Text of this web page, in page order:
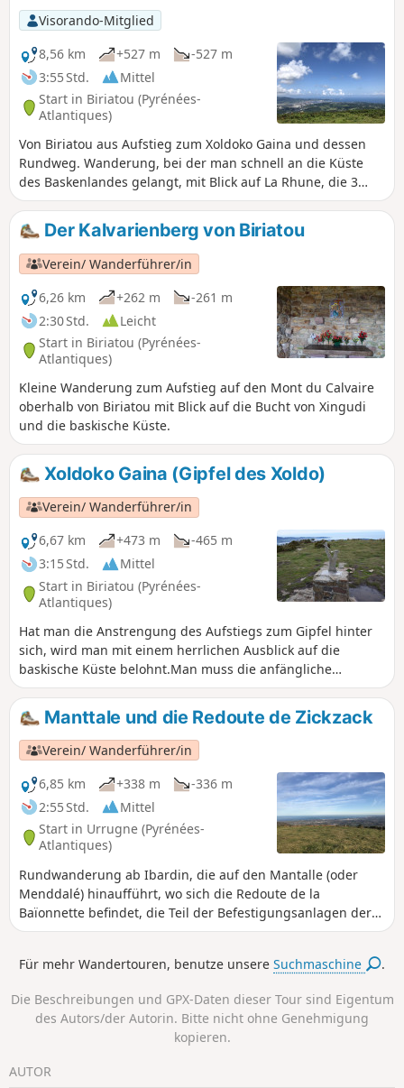
Visorando-Mitglied
8,56 km
+527 m
-527 m
3:55 Std.
Mittel
Start in Biriatou (Pyrénées-
Atlantiques)
Von Biriatou aus Aufstieg zum Xoldoko Gaina und dessen
Rundweg. Wanderung, bei der man schnell an die Küste
des Baskenlandes gelangt, mit Blick auf La Rhune, die 3
Couronnes und die Côte d'Argent im Golf von Biskaya. Der
Rückweg erfolgt entlang der Bidassoa.
Der Kalvarienberg von Biriatou
Verein/ Wanderführer/in
6,26 km
+262 m
-261 m
2:30 Std.
Leicht
Start in Biriatou (Pyrénées-
Atlantiques)
Kleine Wanderung zum Aufstieg auf den Mont du Calvaire
oberhalb von Biriatou mit Blick auf die Bucht von Xingudi
und die baskische Küste.
Xoldoko Gaina (Gipfel des Xoldo)
Verein/ Wanderführer/in
6,67 km
+473 m
-465 m
3:15 Std.
Mittel
Start in Biriatou (Pyrénées-
Atlantiques)
Hat man die Anstrengung des Aufstiegs zum Gipfel hinter
sich, wird man mit einem herrlichen Ausblick auf die
baskische Küste belohnt.Man muss die anfängliche
Abneigung gegen die durch die Hochspannungsleitung
etwas beeinträchtigte Kulisse überwinden.
Manttale und die Redoute de Zickzack
Verein/ Wanderführer/in
6,85 km
+338 m
-336 m
2:55 Std.
Mittel
Start in Urrugne (Pyrénées-
Atlantiques)
Rundwanderung ab Ibardin, die auf den Mantalle (oder
Menddalé) hinaufführt, wo sich die Redoute de la
Baïonnette befindet, die Teil der Befestigungsanlagen der
Rhune war, die bei Schlachten genutzt wurden,
Koalition. Auf dem Kamm genießt man auf beiden Seiten
Für mehr Wandertouren, benutze unsereSuchmaschine .
Die Beschreibungen und GPX-Daten dieser Tour sind Eigentum
des Autors/der Autorin. Bitte nicht ohne Genehmigung
kopieren.
AUTOR